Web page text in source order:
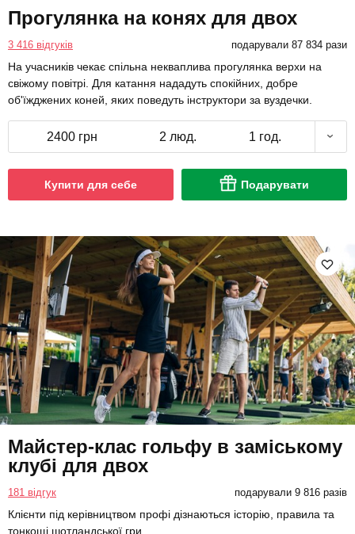
Прогулянка на конях для двох
3 416 відгуків подарували 87 834 рази
На учасників чекає спільна некваплива прогулянка верхи на
свіжому повітрі. Для катання нададуть спокійних, добре
об'їжджених коней, яких поведуть інструктори за вуздечки.
2400 грн 2 люд. 1 год.
Купити для себе Подарувати
Майстер-клас гольфу в заміському
клубі для двох
181 відгук подарували 9 816 разів
Клієнти під керівництвом профі дізнаються історію, правила та
тонкощі шотландської гри.